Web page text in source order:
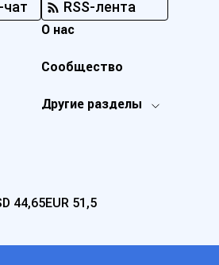
RSS-лента
Другие разделы
О нас
Сообщество
44,65EUR 51,5